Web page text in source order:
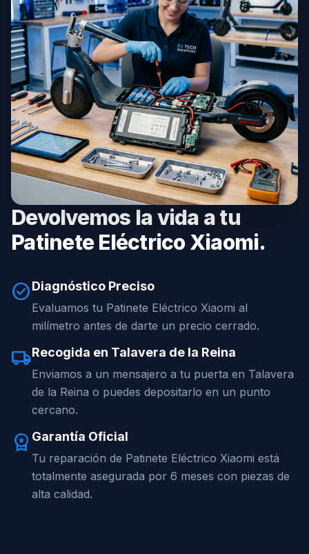
Devolvemos la vida a tu
Patinete Eléctrico Xiaomi.
check_circleDiagnóstico Preciso
Evaluamos tu Patinete Eléctrico Xiaomi al
milímetro antes de darte un precio cerrado.
local_shippingRecogida en Talavera de la Reina
Enviamos a un mensajero a tu puerta en Talavera
de la Reina o puedes depositarlo en un punto
cercano.
workspace_premium Garantía Oficial
Tu reparación de Patinete Eléctrico Xiaomi está
totalmente asegurada por 6 meses con piezas de
alta calidad.